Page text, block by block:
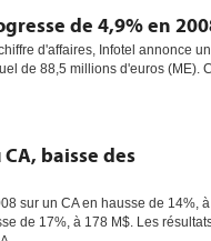
de 4,9% en
d'affaires, Infotel annonce un
de 88,5 millions d'euros (ME).
baisse des
sur un CA en hausse de 14%, à
de 17%, à 178 M$. Les